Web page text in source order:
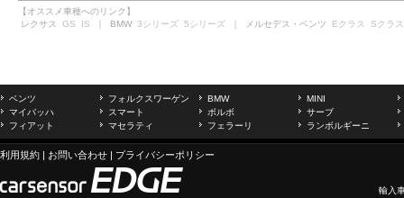
【オススメ車種へのリンク】
レクサス GS IS ｜ BMW 3シリーズ 5シリーズ ｜ メルセデス・ベンツ Eクラス Sクラス
ベンツ フォルクスワーゲン BMW
MINI
マイバッハ
スマート ボルボ
サーブ
フィアット
マセラティ フェラーリ ランボルギーニ
利用規約 | お問い合わせ | プライバシーポリシー
輸入